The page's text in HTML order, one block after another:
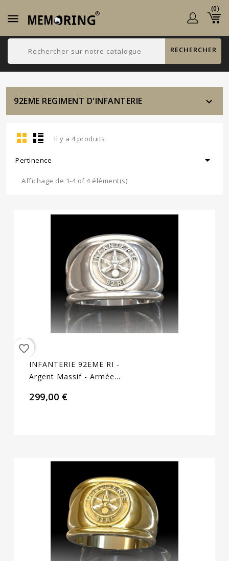

(0)
RECHERCHER
92EME REGIMENT D'INFANTERIE 
Il y a 4 produits.
Pertinence 
Affichage de 1-4 of 4 élément(s)
favorite_border
INFANTERIE 92EME RI -
Argent Massif - Armée
299,00 €